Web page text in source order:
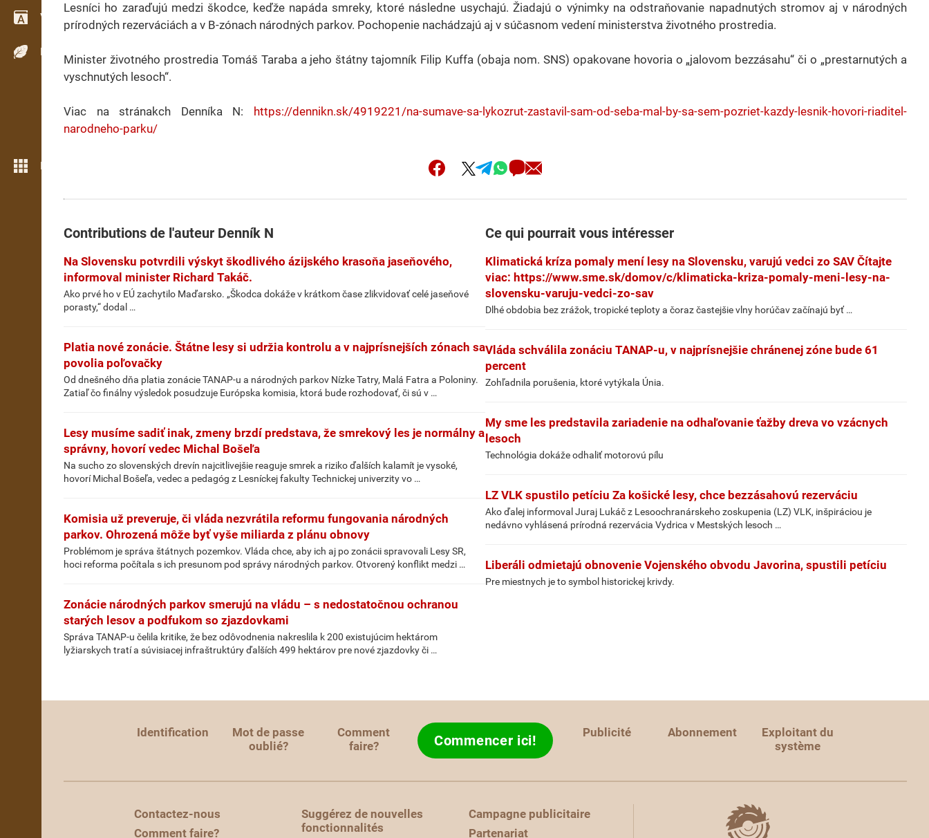
Vocabulaire
Espèces de bois
Plus de fonctions
Lesníci ho zaraďujú medzi škodce, keďže napáda smreky, ktoré následne usychajú. Žiadajú o výnimky na odstraňovanie napadnutých stromov aj v národných
prírodných rezerváciách a v B-zónach národných parkov. Pochopenie nachádzajú aj v súčasnom vedení ministerstva životného prostredia.
Minister životného prostredia Tomáš Taraba a jeho štátny tajomník Filip Kuffa (obaja nom. SNS) opakovane hovoria o „jalovom bezzásahu“ či o „prestarnutých a
vyschnutých lesoch“.
Viac na stránakch Denníka N: https://dennikn.sk/4919221/na-sumave-sa-lykozrut-zastavil-sam-od-seba-mal-by-sa-sem-pozriet-kazdy-lesnik-hovori-riaditel-
narodneho-parku/
Contributions de l'auteur Denník N
Na Slovensku potvrdili výskyt škodlivého ázijského krasoňa jaseňového,
informoval minister Richard Takáč.
Ako prvé ho v EÚ zachytilo Maďarsko. „Škodca dokáže v krátkom čase zlikvidovať celé jaseňové
porasty,“ dodal …
Platia nové zonácie. Štátne lesy si udržia kontrolu a v najprísnejších zónach sa
povolia poľovačky
Od dnešného dňa platia zonácie TANAP-u a národných parkov Nízke Tatry, Malá Fatra a Poloniny.
Zatiaľ čo finálny výsledok posudzuje Európska komisia, ktorá bude rozhodovať, či sú v …
Lesy musíme sadiť inak, zmeny brzdí predstava, že smrekový les je normálny a
správny, hovorí vedec Michal Bošeľa
Na sucho zo slovenských drevín najcitlivejšie reaguje smrek a riziko ďalších kalamít je vysoké,
hovorí Michal Bošeľa, vedec a pedagóg z Lesníckej fakulty Technickej univerzity vo …
Komisia už preveruje, či vláda nezvrátila reformu fungovania národných
parkov. Ohrozená môže byť vyše miliarda z plánu obnovy
Problémom je správa štátnych pozemkov. Vláda chce, aby ich aj po zonácii spravovali Lesy SR,
hoci reforma počítala s ich presunom pod správy národných parkov. Otvorený konflikt medzi …
Zonácie národných parkov smerujú na vládu – s nedostatočnou ochranou
starých lesov a podfukom so zjazdovkami
Správa TANAP-u čelila kritike, že bez odôvodnenia nakreslila k 200 existujúcim hektárom
lyžiarskych tratí a súvisiacej infraštruktúry ďalších 499 hektárov pre nové zjazdovky či …
Ce qui pourrait vous intéresser
Klimatická kríza pomaly mení lesy na Slovensku, varujú vedci zo SAV Čítajte
viac: https://www.sme.sk/domov/c/klimaticka-kriza-pomaly-meni-lesy-na-
slovensku-varuju-vedci-zo-sav
Dlhé obdobia bez zrážok, tropické teploty a čoraz častejšie vlny horúčav začínajú byť …
Vláda schválila zonáciu TANAP-u, v najprísnejšie chránenej zóne bude 61
percent
Zohľadnila porušenia, ktoré vytýkala Únia.
My sme les predstavila zariadenie na odhaľovanie ťažby dreva vo vzácnych
lesoch
Technológia dokáže odhaliť motorovú pílu
LZ VLK spustilo petíciu Za košické lesy, chce bezzásahovú rezerváciu
Ako ďalej informoval Juraj Lukáč z Lesoochranárskeho zoskupenia (LZ) VLK, inšpiráciou je
nedávno vyhlásená prírodná rezervácia Vydrica v Mestských lesoch …
Liberáli odmietajú obnovenie Vojenského obvodu Javorina, spustili petíciu
Pre miestnych je to symbol historickej krivdy.
Identification
Mot de passe
oublié?
Comment
faire?
Commencer ici! Publicité Abonnement
Exploitant du
système
Contactez-nous
Comment faire?
Suggérez de nouvelles
fonctionnalités
Campagne publicitaire
Partenariat